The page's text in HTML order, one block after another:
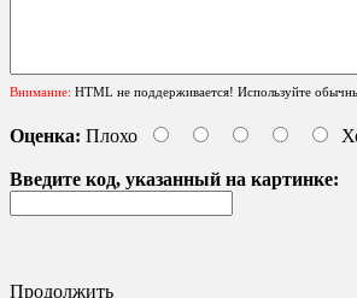
Внимание: HTML не поддерживается! Используйте
Оценка: Плохо
Введите код, указанный на картинке:
Продолжить